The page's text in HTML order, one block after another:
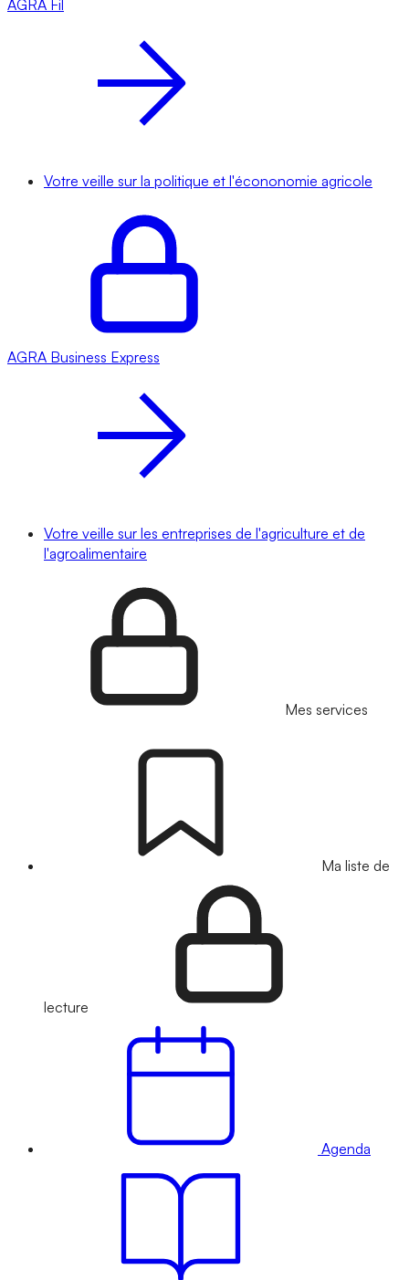
AGRA Fil
Votre veille sur la politique et l'écononomie agricole
AGRA Business Express
Votre veille sur les entreprises de l'agriculture et de
l'agroalimentaire
Mes services
Ma liste de
lecture
Agenda